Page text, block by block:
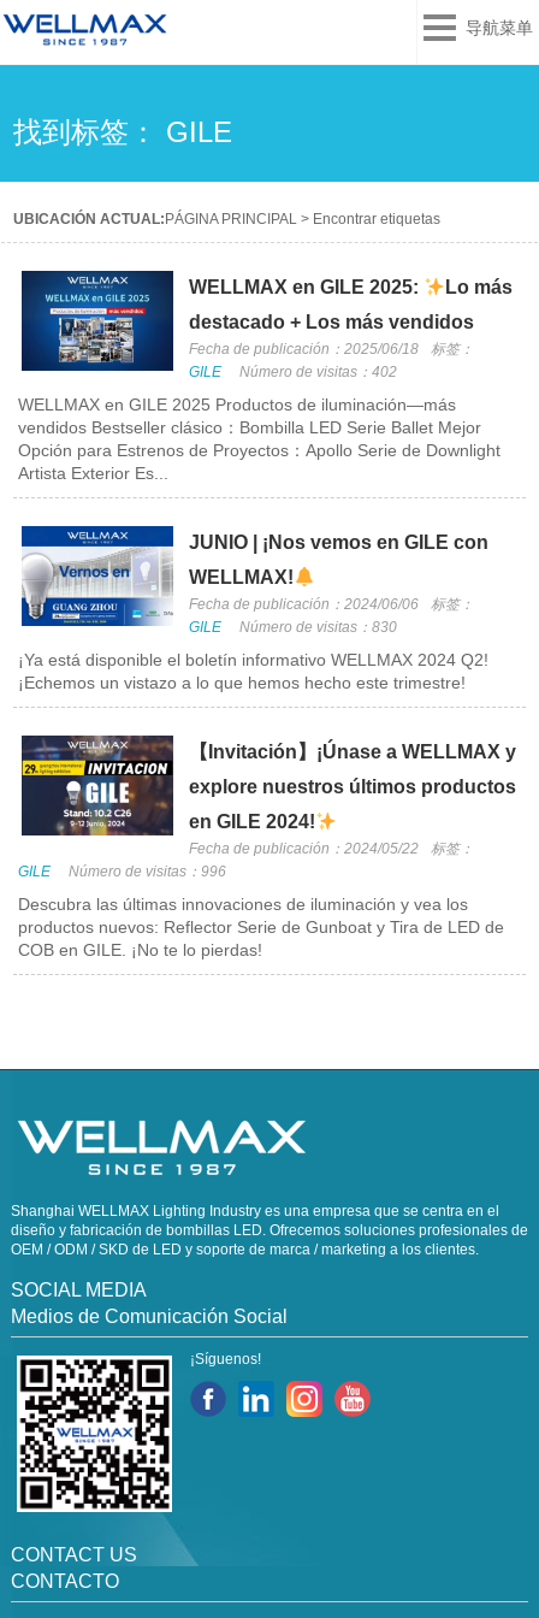
导航菜单
找到标签： GILE
UBICACIÓN ACTUAL: PÁGINA PRINCIPAL > Encontrar etiquetas
WELLMAX en GILE 2025:
Lo más
destacado + Los más vendidos
Fecha de publicación：2025/06/18
标签：
GILE
Número de visitas：402
WELLMAX en GILE 2025 Productos de iluminación—más
vendidos Bestseller clásico：Bombilla LED Serie Ballet Mejor
Opción para Estrenos de Proyectos：Apollo Serie de Downlight
Artista Exterior Es...
JUNIO | ¡Nos vemos en GILE con
WELLMAX!
Fecha de publicación：2024/06/06
标签：
GILE
Número de visitas：830
¡Ya está disponible el boletín informativo WELLMAX 2024 Q2!
¡Echemos un vistazo a lo que hemos hecho este trimestre!
【Invitación】¡Únase a WELLMAX y
explore nuestros últimos productos
en GILE 2024!
Fecha de publicación：2024/05/22
标签：
GILE
Número de visitas：996
Descubra las últimas innovaciones de iluminación y vea los
productos nuevos: Reflector Serie de Gunboat y Tira de LED de
COB en GILE. ¡No te lo pierdas!
Shanghai WELLMAX Lighting Industry es una empresa que se centra en el
diseño y fabricación de bombillas LED. Ofrecemos soluciones profesionales de
OEM / ODM / SKD de LED y soporte de marca / marketing a los clientes.
SOCIAL MEDIA
Medios de Comunicación Social
¡Síguenos!
CONTACT US
CONTACTO